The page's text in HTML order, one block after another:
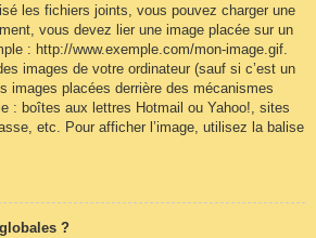
les fichiers joints, vous pouvez charger une
vous devez lier une image placée sur un
: http://www.exemple.com/mon-image.gif.
images de votre ordinateur (sauf si c’est un
images placées derrière des mécanismes
: boîtes aux lettres Hotmail ou Yahoo!, sites
etc. Pour afficher l’image, utilisez la balise
?